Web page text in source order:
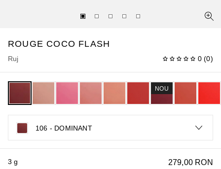
ROUGE COCO FLASH
Ruj 0 (0)
NOU
106 - DOMINANT
279,00 RON
3 g